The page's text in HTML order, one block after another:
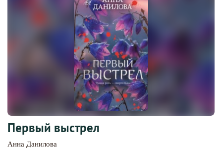
Первый выстрел
Анна Данилова